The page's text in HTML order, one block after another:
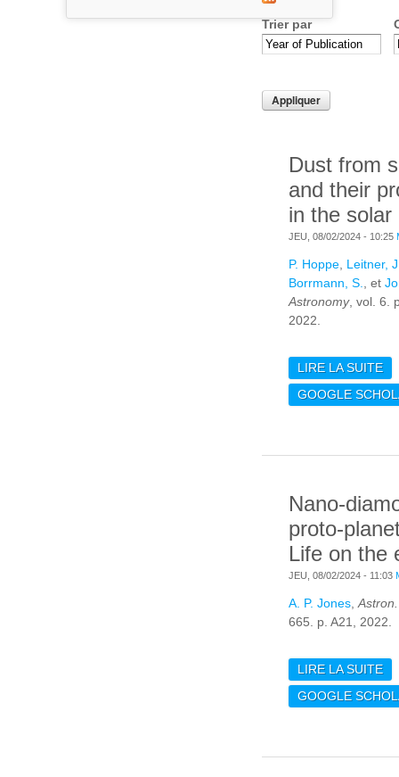
Trier par
Dust from
and their
in the solar
JEU, 08/02/2024 - 10:25
P. Hoppe Leitner,
Borrmann, S.
, et
Astronomy, vol. 6.
2022.
LIRE LA SUITE
GOOGLE
Nano-
proto-
Life on the
JEU, 08/02/2024 - 11:03
A. P. Jones
665. p. A21, 2022.
LIRE LA SUITE
GOOGLE